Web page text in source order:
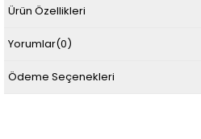
Ürün Özellikleri
Yorumlar(0)
Ödeme Seçenekleri